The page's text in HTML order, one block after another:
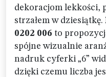
dekoracjom lekkości,
strzałem w dziesiątkę.
0202 006 to
spójne wizualnie
nadruk cyferki „6”
dzięki czemu liczba